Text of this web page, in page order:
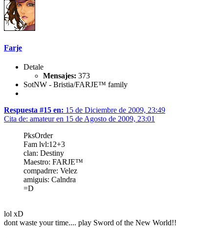
Farje
Detale
Mensajes: 373
SotNW - Bristia/FARJE™ family
Respuesta #15 en: 15 de Diciembre de 2009, 23:49
Cita de: amateur en 15 de Agosto de 2009, 23:01
PksOrder
Fam lvl:12+3
clan: Destiny
Maestro: FARJE™
compadrre: Velez
amiguis: Calndra
=D
lol xD
dont waste your time.... play Sword of the New World!!